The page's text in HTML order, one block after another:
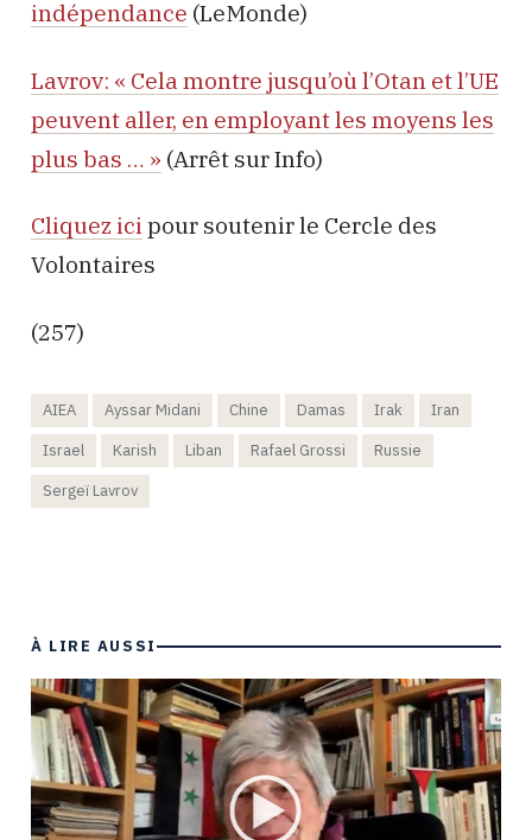
indépendance (LeMonde)
Lavrov: « Cela montre jusqu’où l’Otan et l’UE
peuvent aller, en employant les moyens les
plus bas … » (Arrêt sur Info)
Cliquez ici pour soutenir le Cercle des
Volontaires
(257)
AIEA Ayssar Midani Chine Damas Irak
Iran
Israel
Karish Liban Rafael Grossi
Russie
Sergeï Lavrov
À LIRE AUSSI